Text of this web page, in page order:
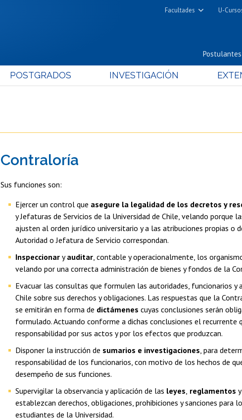
Facultades
Cs. Físicas y
Cs. Químicas y
U-
Postulantes
POSTGRADOS INVESTIGACIÓN
Contraloría
Sus funciones son:
Ejercer un control que asegure la legalidad de los decretos y
y Jefaturas de Servicios de la Universidad de Chile, velando porque
ajusten al orden jurídico universitario y a las atribuciones propias o
Autoridad o Jefatura de Servicio correspondan.
Inspeccionar yauditar , contable y operacionalmente, los
velando por una correcta administración de bienes y fondos de la
Evacuar las consultas que formulen las autoridades, funcionarios y
Chile sobre sus derechos y obligaciones. Las respuestas que la
se emitirán en forma de dictámenes cuyas conclusiones serán
formulado. Actuando conforme a dichas conclusiones el recurrente
responsabilidad por sus actos y por los efectos que produzcan.
Disponer la instrucción de sumarios e investigaciones , para
responsabilidad de los funcionarios, con motivo de los hechos de
desempeño de sus funciones.
Supervigilar la observancia y aplicación de las leyes reglamentos y
establezcan derechos, obligaciones, prohibiciones y sanciones para
estudiantes de la Universidad.